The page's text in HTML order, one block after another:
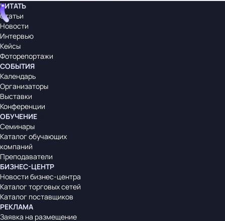
ЧИТАТЬ
Статьи
Новости
Интервью
Кейсы
Фоторепортажи
СОБЫТИЯ
Календарь
Организаторы
Выставки
Конференции
ОБУЧЕНИЕ
Семинары
Каталог обучающих
компаний
Преподаватели
БИЗНЕС-ЦЕНТР
Новости бизнес-центра
Каталог торговых сетей
Каталог поставщиков
РЕКЛАМА
Заявка на размещение